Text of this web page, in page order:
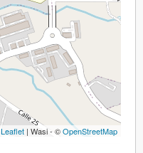
Leaflet | Wasi - ©OpenStreetMap